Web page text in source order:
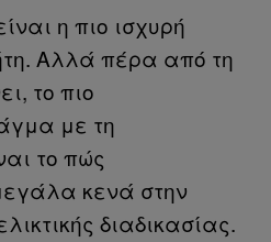
η πιο ισχυρή
Αλλά πέρα από τη
το πιο
με τη
το πώς
κενά στην
διαδικασίας.